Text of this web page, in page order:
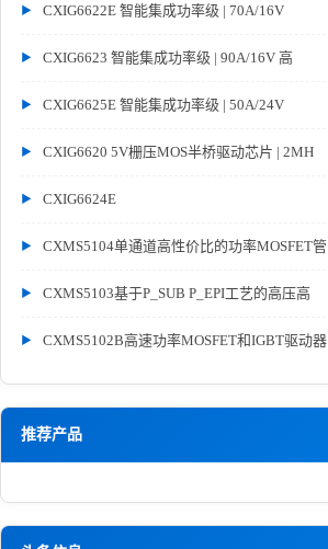
CXIG6622E 智能集成功率级 | 70A/16V
CXIG6623 智能集成功率级 | 90A/16V 高
CXIG6625E 智能集成功率级 | 50A/24V
CXIG6620 5V栅压MOS半桥驱动芯片 | 2MH
CXIG6624E
CXMS5104单通道高性价比的功率MOSFET管
CXMS5103基于P_SUB P_EPI工艺的高压高
CXMS5102B高速功率MOSFET和IGBT驱动器
推荐产品